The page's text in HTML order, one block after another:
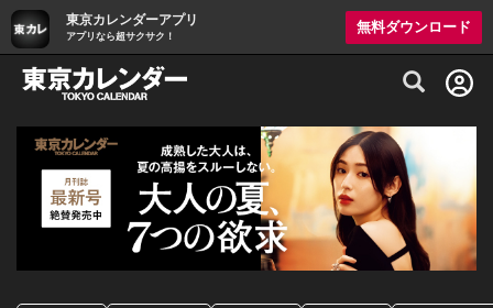
東京カレンダーアプリ
アプリなら超サクサク！
無料ダウンロード
グルメ情報・プレミアムレストラン予約